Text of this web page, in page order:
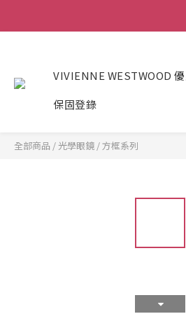
VIVIENNE WESTWOOD
保固登錄
全部商品 /光學眼鏡 /方框系列